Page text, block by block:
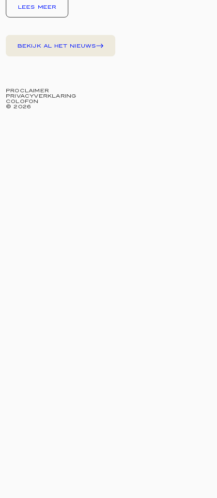
LEES MEER
BEKIJK AL HET NIEUWS
PROCLAIMER
PRIVACYVERKLARING
COLOFON
©2026